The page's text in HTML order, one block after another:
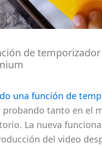
de
una función de
probando tanto en el
La nueva
del video